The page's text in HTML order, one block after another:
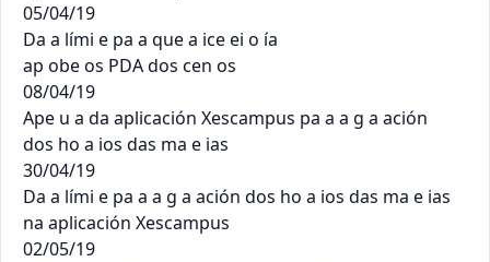
05/04/19
Da a lími e pa a que a ice ei o ía
ap obe os PDA dos cen os
08/04/19
Ape u a da aplicación Xescampus pa a a g a ación
dos ho a ios das ma e ias
30/04/19
Da a lími e pa a a g a ación dos ho a ios das ma e ias
na aplicación Xescampus
02/05/19